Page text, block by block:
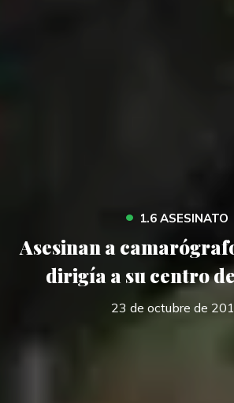
• 1.6 ASESINATO
Asesinan a
dirigía a su centro
23 de octubre de